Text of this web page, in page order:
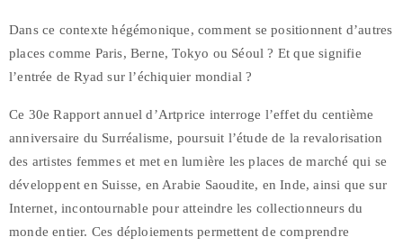
Dans ce contexte hégémonique, comment se positionnent d’autres
places comme Paris, Berne, Tokyo ou Séoul ? Et que signifie
l’entrée de Ryad sur l’échiquier mondial ?
Ce 30e Rapport annuel d’Artprice interroge l’effet du centième
anniversaire du Surréalisme, poursuit l’étude de la revalorisation
des artistes femmes et met en lumière les places de marché qui se
développent en Suisse, en Arabie Saoudite, en Inde, ainsi que sur
Internet, incontournable pour atteindre les collectionneurs du
monde entier. Ces déploiements permettent de comprendre